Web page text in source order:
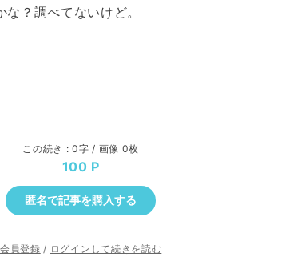
？調べてないけど。
この続き : 0字 / 画像 0枚
100
匿名で記事を購入する
会員登録 / ログインして続きを読む